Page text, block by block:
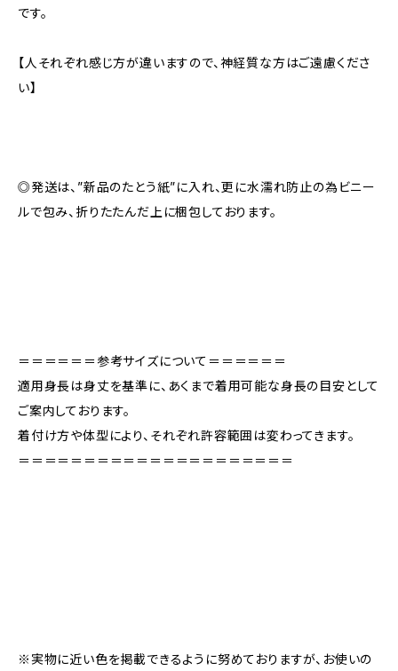
です。
【人それぞれ感じ方が違いますので、神経質な方はご遠慮くださ
い】
◎発送は、”新品のたとう紙”に入れ、更に水濡れ防止の為ビニー
ルで包み、折りたたんだ上に梱包しております。
＝＝＝＝＝＝参考サイズについて＝＝＝＝＝＝
適用身長は身丈を基準に、あくまで着用可能な身長の目安として
ご案内しております。
着付け方や体型により、それぞれ許容範囲は変わってきます。
＝＝＝＝＝＝＝＝＝＝＝＝＝＝＝＝＝＝＝＝＝
※実物に近い色を掲載できるように努めておりますが、お使いの